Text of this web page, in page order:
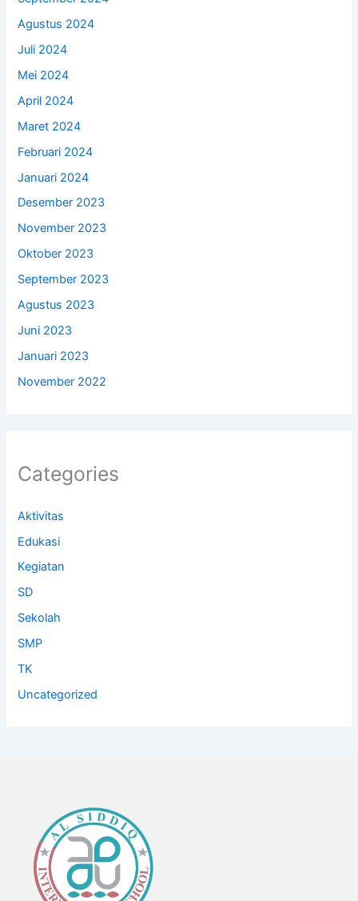
Agustus 2024
Juli 2024
Mei 2024
April 2024
Maret 2024
Februari 2024
Januari 2024
Desember 2023
November 2023
Oktober 2023
September 2023
Agustus 2023
Juni 2023
Januari 2023
November 2022
Categories
Aktivitas
Edukasi
Kegiatan
SD
Sekolah
SMP
TK
Uncategorized